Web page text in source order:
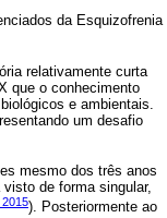
da Esquizofrenia
relativamente curta
que o conhecimento
e ambientais.
um desafio
mesmo dos três anos
de forma singular,
). Posteriormente ao